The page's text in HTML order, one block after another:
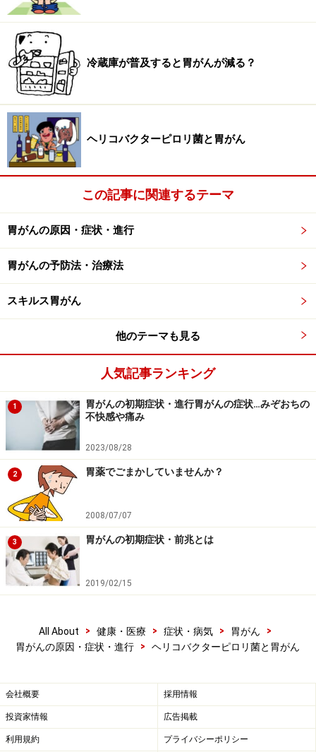
医学研究者の間で、19世紀から胃に何らかの菌がいるこ
とはわかっていたのですが、正式にピロリ菌が同定でき
たのが1983年で、まだ、発見から四半世紀という比較的
新しい細菌と言えます。ちなみに、ピロリ菌を発見した
オーストリアの医学者は、その功績によって2005年度の
ノーベル生理学・医学賞を授与されています。
次のページでは、ピロリ菌によって引き起こされる病気
や治療法についてお話します。
切な医療機関での受診をおすすめいたします。記事内容は執筆者
のではありません。当サイトで提供する情報に基づいて被ったい
かなる損害についても、当社、各ガイド、その他当社と契約した
情報提供者は一切の責任を負いかねます。
免責事項
冷蔵庫が普及すると胃がんが減る？
ヘリコバクターピロリ菌と胃がん
この記事に関連するテーマ
胃がんの原因・症状・進行
胃がんの予防法・治療法
スキルス胃がん
他のテーマも見る
人気記事ランキング
1
胃がんの初期症状・進行胃がんの症状…みぞおちの
不快感や痛み
2023/08/28
2 胃薬でごまかしていませんか？
2008/07/07
3 胃がんの初期症状・前兆とは
2019/02/15
All About > 健康・医療 > 症状・病気 > 胃がん
>
胃がんの原因・症状・進行
> ヘリコバクターピロリ菌と胃がん
会社概要 採用情報
投資家情報 広告掲載
利用規約 プライバシーポリシー